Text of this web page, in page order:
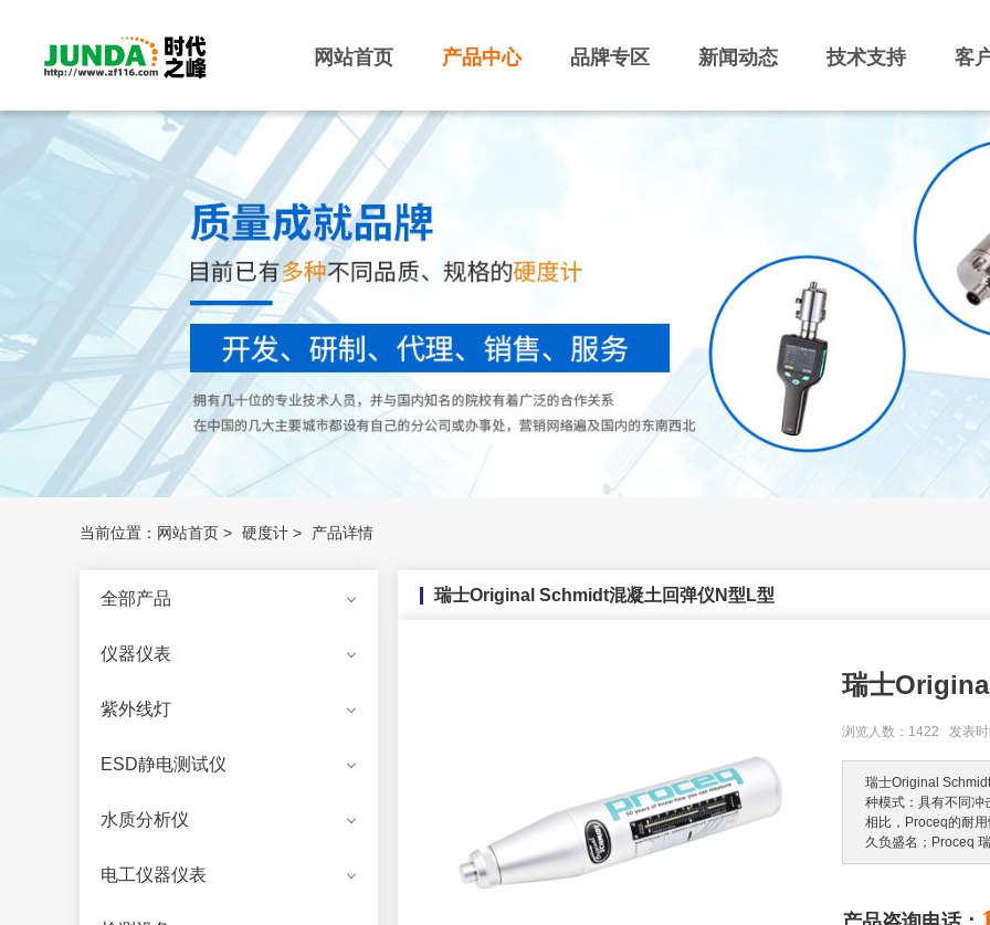
网站首页 产品中心 品牌专区 新闻动态 技术支持 客
当前位置： 网站首页 > 硬度计 > 产品详情
全部产品
仪器仪表
紫外线灯
ESD静电测试仪
水质分析仪
电工仪器仪表
瑞士Original Schmidt混凝土回弹仪N型L型
瑞士
浏览人数：1422 发表
瑞士Original
种模式：具有不同冲
相比，Proceq的耐
久负盛名；Proceq